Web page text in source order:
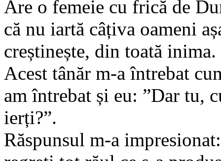
Are o femeie cu frică de
că nu iartă câțiva oameni
creștinește, din toată inima.
Acest tânăr m-a întrebat
am întrebat și eu: ”Dar tu,
ierți?”.
Răspunsul m-a